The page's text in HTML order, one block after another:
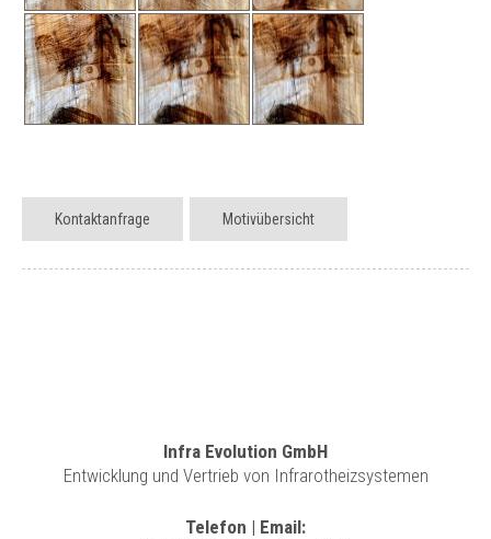
Kontaktanfrage Motivübersicht
Infra Evolution GmbH
Entwicklung und Vertrieb von Infrarotheizsystemen
Telefon | Email: